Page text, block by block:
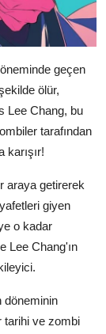
geçen
ölür,
Lee Chang, bu
tarafından
karışır!
araya getirerek
giyen
o kadar
Lee Chang'ın
döneminin
tarihi ve zombi